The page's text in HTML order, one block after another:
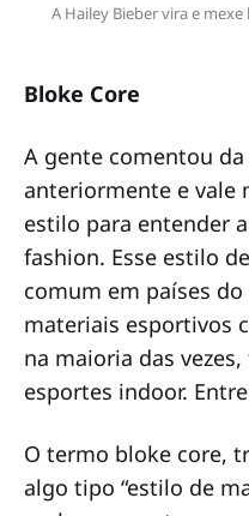
A Hailey Bieber vira e
Bloke Core
A gente comentou da
anteriormente e vale
estilo para entender
fashion. Esse estilo
comum em países
materiais esportivos
na maioria das
esportes indoor.
O termo bloke core,
algo tipo “estilo de